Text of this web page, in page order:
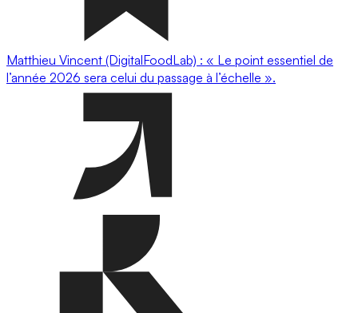
Matthieu Vincent (DigitalFoodLab) : « Le point essentiel de
l’année 2026 sera celui du passage à l’échelle ».